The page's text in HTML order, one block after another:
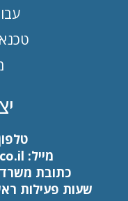
מייל:
כתובת משרד:
שעות פעילות ראשון עד